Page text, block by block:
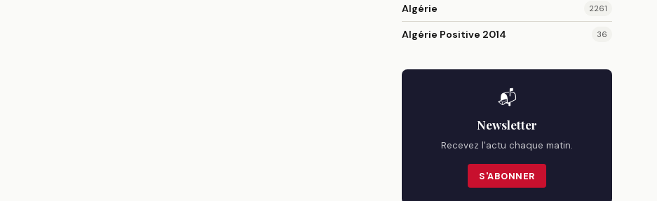
Algérie 2261
Algérie Positive 2014 36
📬
Newsletter
Recevez l'actu chaque matin.
S'ABONNER